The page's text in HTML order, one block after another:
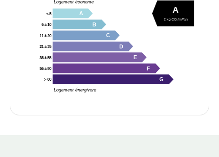
Logement économe
Logement énergivore
≤ 5 A
6 à 10 B
11 à 20 C
21 à 35 D
36 à 55 E
56 à 80 F
> 80 G
A
2 kg CO₂/m²/an